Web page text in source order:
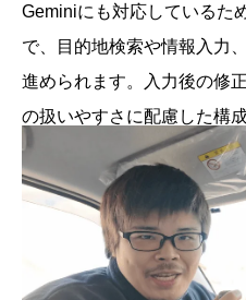
Geminiにも対応しているた
で、目的地検索や情報入力
進められます。入力後の修
の扱いやすさに配慮した構成